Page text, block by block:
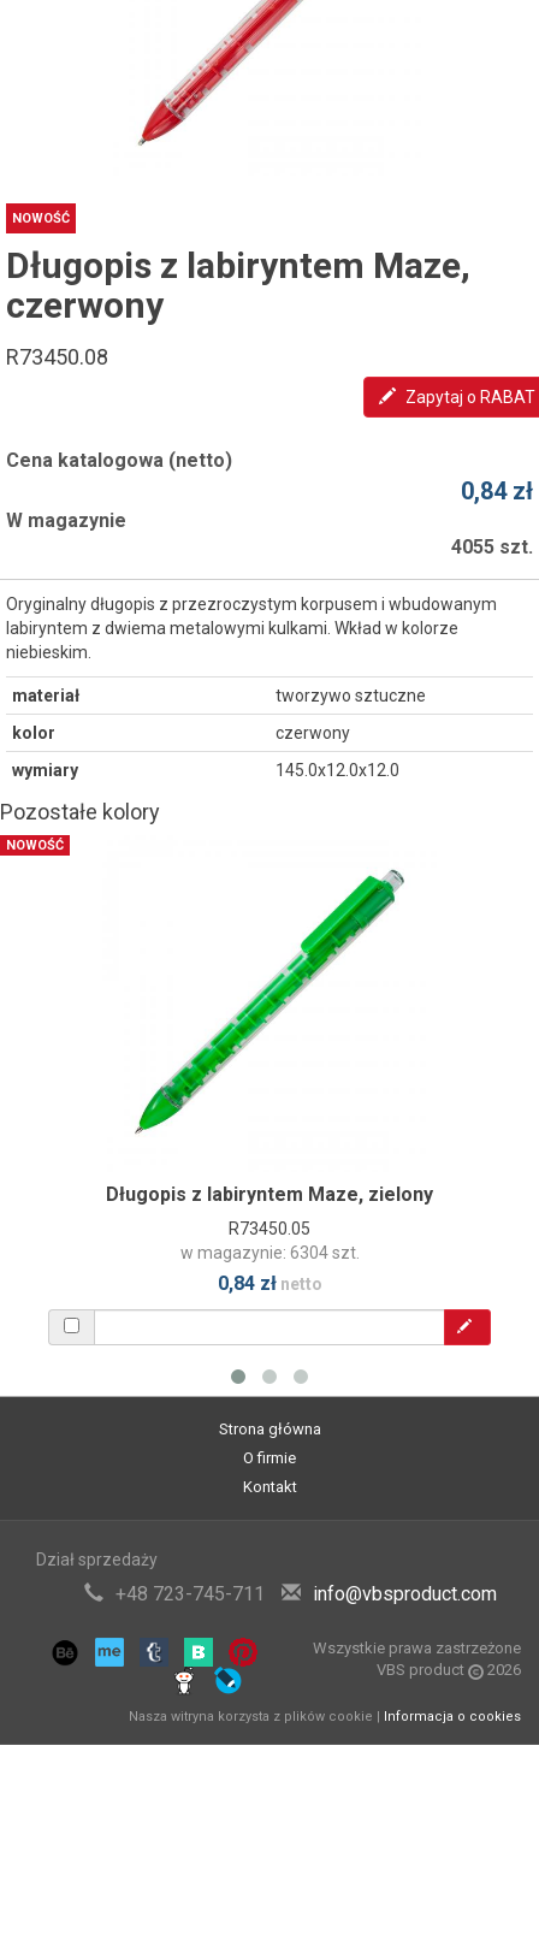
NOWOŚĆ
Długopis z labiryntem Maze,
czerwony
R73450.08
Zapytaj o RABAT
Cena katalogowa (netto)
0,84 zł
W magazynie
4055 szt.
Oryginalny długopis z przezroczystym korpusem i wbudowanym
labiryntem z dwiema metalowymi kulkami. Wkład w kolorze
niebieskim.
materiał
tworzywo sztuczne
kolor
czerwony
wymiary
145.0x12.0x12.0
Pozostałe kolory
NOWOŚĆ
Długopis z labiryntem Maze, zielony
R73450.05
w magazynie: 6304 szt.
0,84 złnetto
Strona główna
O firmie
Kontakt
Dział sprzedaży
+48 723-745-711 info@vbsproduct.com
Wszystkie prawa zastrzeżone
VBS product
2026
Nasza witryna korzysta z plików cookie | Informacja o cookies